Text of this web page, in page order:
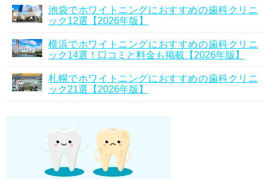
池袋でホワイトニングにおすすめの歯科クリニ
ック12選【2026年版】
横浜でホワイトニングにおすすめの歯科クリニ
ック14選！口コミと料金も掲載【2026年版】
札幌でホワイトニングにおすすめの歯科クリニ
ック21選【2026年版】